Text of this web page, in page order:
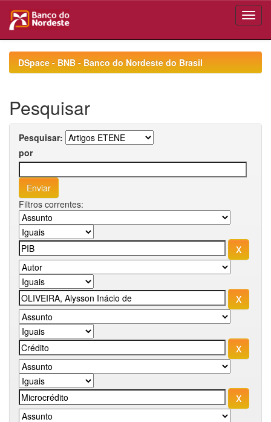
navigationDSpace - BNB - Banco do Nordeste do Brasil
Pesquisar
Pesquisar:
por
Filtros correntes: